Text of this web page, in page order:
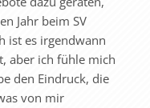
Jahr beim SV
ist es irgendwann
aber ich fühle mich
den Eindruck, die
von mir